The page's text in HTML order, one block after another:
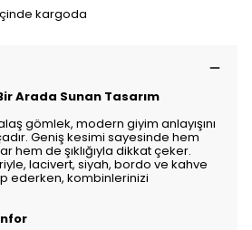
kargoda
Bir Arada Sunan Tasarım
gömlek, modern giyim anlayışını
Geniş kesimi sayesinde hem
hem de şıklığıyla dikkat çeker.
lacivert, siyah, bordo ve kahve
ederken, kombinlerinizi